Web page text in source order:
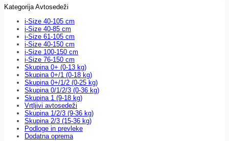
Kategorija Avtosedeži
i-Size 40-105 cm
i-Size 40-85 cm
i-Size 61-105 cm
i-Size 40-150 cm
i-Size 100-150 cm
i-Size 76-150 cm
Skupina 0+ (0-13 kg)
Skupina 0+/1 (0-18 kg)
Skupina 0+/1/2 (0-25 kg)
Skupina 0/1/2/3 (0-36 kg)
Skupina 1 (9-18 kg)
Vrtljivi avtosedeži
Skupina 1/2/3 (9-36 kg)
Skupina 2/3 (15-36 kg)
Podloge in prevleke
Dodatna oprema